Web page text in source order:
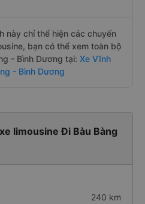
này chỉ thể hiện các chuyến
bạn có thể xem toàn bộ
- Bình Dương tại: Xe Vĩnh
- Bình Dương
limousine Đi Bàu Bàng
240 km